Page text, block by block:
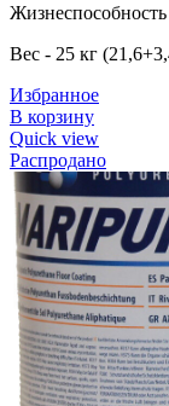
Вес - 25 кг
Избранное
В корзину
Quick view
Распродано